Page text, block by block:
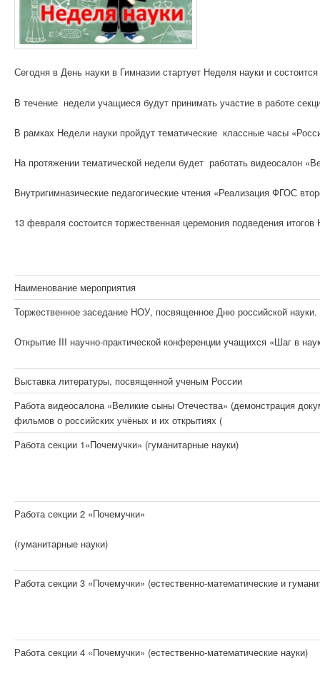
Сегодня в День науки в Гимназии стартует Неделя науки и
В течение недели учащиеся будут принимать участие в работе
В рамках Недели науки пройдут тематические классные часы
На протяжении тематической недели будет работать видеосалон
Внутригимназические педагогические чтения «Реализация ФГОС
13 февраля состоится торжественная церемония подведения
Наименование мероприятия
Торжественное заседание НОУ, посвященное Дню российской науки.
Открытие III научно-практической конференции учащихся «Шаг в
Выставка литературы, посвященной ученым России
Работа видеосалона «Великие сыны Отечества» (демонстрация
фильмов о российских учёных и их открытиях (
Работа секции 1«Почемучки» (гуманитарные науки)
Работа секции 2 «Почемучки»
(гуманитарные науки)
Работа секции 3 «Почемучки» (естественно-математические и
Работа секции 4 «Почемучки» (естественно-математические науки)